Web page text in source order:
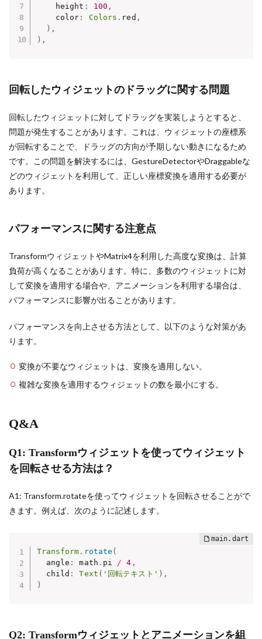
    height
: 100 ,
    color
: Colors . red ,
) ,
) ,
回転したウィジェットのドラッグに関する問題
回転したウィジェットに対してドラッグを実装しようとすると、
問題が発生することがあります。これは、ウィジェットの座標系
が回転することで、ドラッグの方向が予期しない動きになるため
です。この問題を解決するには、GestureDetectorやDraggableな
どのウィジェットを利用して、正しい座標変換を適用する必要が
あります。
パフォーマンスに関する注意点
TransformウィジェットやMatrix4を利用した高度な変換は、計算
負荷が高くなることがあります。特に、多数のウィジェットに対
して変換を適用する場合や、アニメーションを利用する場合は、
パフォーマンスに影響が出ることがあります。
パフォーマンスを向上させる方法として、以下のような対策があ
ります。
変換が不要なウィジェットは、変換を適用しない。
複雑な変換を適用するウィジェットの数を最小にする。
Q&A
Q1: Transformウィジェットを使ってウィジェット
を回転させる方法は？
A1: Transform.rotateを使ってウィジェットを回転させることがで
きます。例えば、次のように記述します。
Transform . rotate (
  angle
: math . pi / 4 ,
  child
: Text ( '回転テキスト' ) ,
)
Q2: Transformウィジェットとアニメーションを組